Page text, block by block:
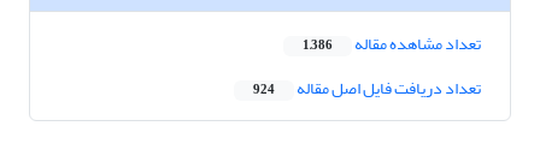
تعداد مشاهده مقاله 1,386
تعداد دریافت فایل اصل مقاله 924